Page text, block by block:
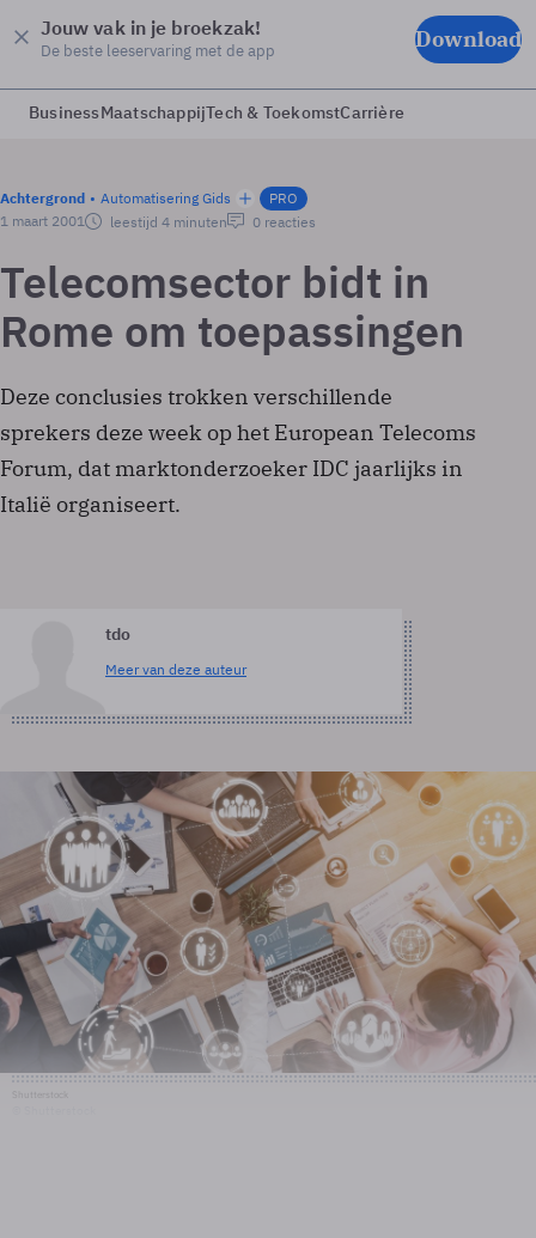
Jouw vak in je broekzak!
De beste leeservaring met de app Download
BusinessMaatschappijTech & ToekomstCarrière
Achtergrond Automatisering Gids
PRO
1 maart 2001
leestijd 4 minuten 0 reacties
Telecomsector bidt in
Rome om toepassingen
Deze conclusies trokken verschillende
sprekers deze week op het European Telecoms
Forum, dat marktonderzoeker IDC jaarlijks in
Italië organiseert.
tdo
Meer van deze auteur